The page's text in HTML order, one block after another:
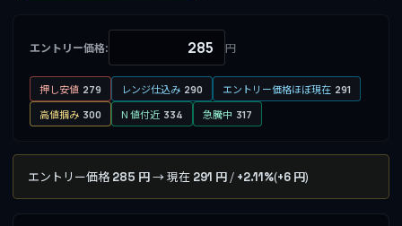
エントリー価格: 円
押し安値 279 レンジ仕込み 290 エントリー価格ほぼ現在 291
高値掴み 300 N 値付近 334 急騰中 317
エントリー価格 285 円→ 現在 291 円 / +2.11%(+6 円)